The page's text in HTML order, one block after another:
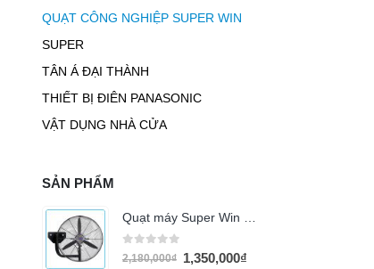
QUẠT CÔNG NGHIỆP SUPER WIN
SUPER
TÂN Á ĐẠI THÀNH
THIẾT BỊ ĐIÊN PANASONIC
VẬT DỤNG NHÀ CỬA
SẢN PHẨM
0 out of 5
2,180,000₫ 1,350,000₫